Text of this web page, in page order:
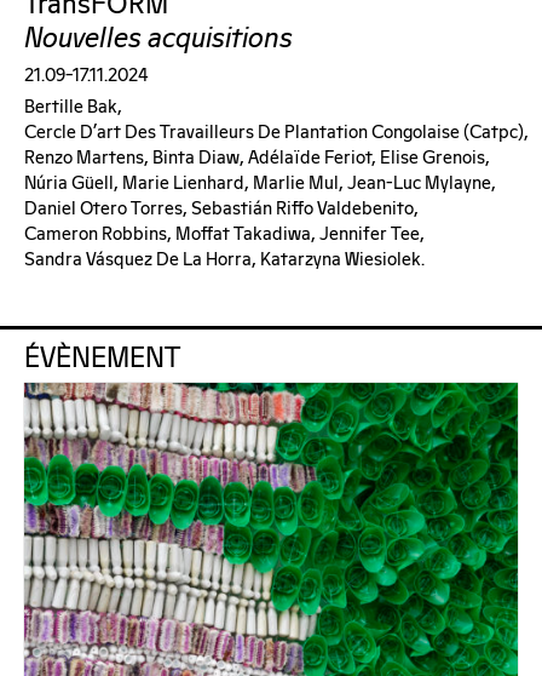
Nouvelles acquisitions
21.09–17.11.2024
Bertille Bak,
Cercle D’art Des Travailleurs De Plantation Congolaise (catpc),
Renzo Martens, Binta Diaw, Adélaïde Feriot, Elise Grenois,
Núria Güell, Marie Lienhard, Marlie Mul, Jean-Luc Mylayne,
Daniel Otero Torres, Sebastián Riffo Valdebenito,
Cameron Robbins, Moffat Takadiwa, Jennifer Tee,
Sandra Vásquez De La Horra, Katarzyna Wiesiolek.
ÉVÈNEMENT